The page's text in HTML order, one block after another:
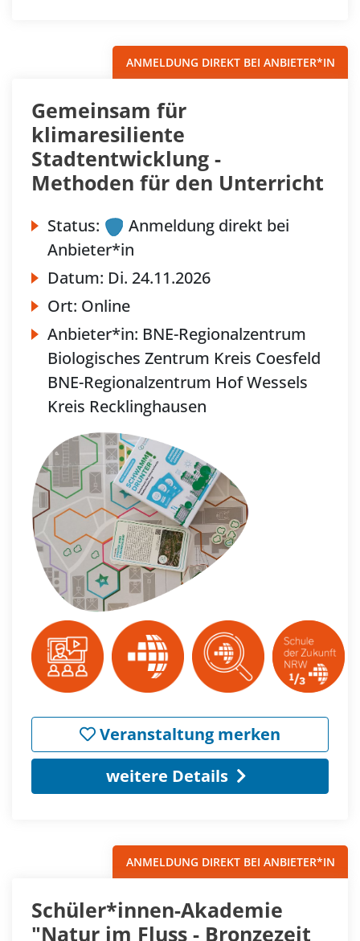
ANMELDUNG DIREKT BEI ANBIETER*IN
Gemeinsam für
klimaresiliente
Stadtentwicklung -
Methoden für den Unterricht
Status:
Anmeldung direkt bei
Anbieter*in
Datum: Di. 24.11.2026
Ort: Online
Anbieter*in: BNE-Regionalzentrum
Biologisches Zentrum Kreis Coesfeld
BNE-Regionalzentrum Hof Wessels
Kreis Recklinghausen
Veranstaltung merken
weitere Details
ANMELDUNG DIREKT BEI ANBIETER*IN
Schüler*innen-Akademie
"Natur im Fluss - Bronzezeit